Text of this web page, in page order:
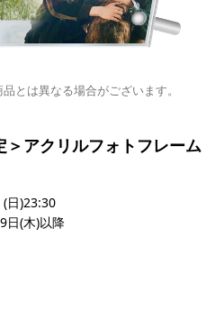
とは異なる場合がございます。
アクリルフォトフレーム
日)23:30
日(木)以降